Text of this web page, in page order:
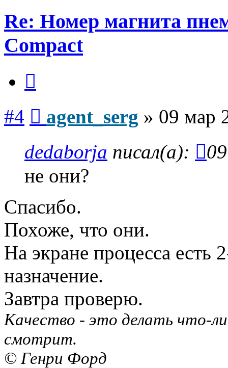
Re: Номер магнита
Compact
#4 agent_serg » 09 мар
dedaborja писал(а):
не они?
Спасибо.
Похоже, что они.
На экране процесса есть
назначение.
Завтра проверю.
Качество - это делать что-
смотрит.
© Генри Форд